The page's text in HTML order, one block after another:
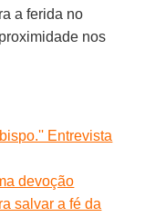
a ferida no
nos
Entrevista
devoção
salvar a fé da